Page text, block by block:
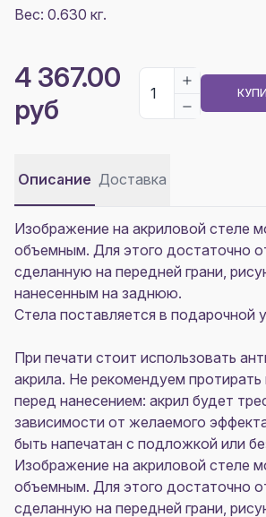
Вес: 0.630 кг.
4 367.00
руб
Описание Доставка
Изображение на акриловой стеле
объемным. Для этого достаточно
сделанную на передней грани,
нанесенным на заднюю.
Стела поставляется в подарочной
При печати стоит использовать
акрила. Не рекомендуем
перед нанесением: акрил будет
зависимости от желаемого
быть напечатан с подложкой или
Изображение на акриловой стеле
объемным. Для этого достаточно
сделанную на передней грани,